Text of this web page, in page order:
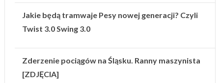
Jakie będą tramwaje Pesy nowej generacji? Czyli
Twist 3.0 Swing 3.0
Zderzenie pociągów na Śląsku. Ranny maszynista
[ZDJĘCIA]